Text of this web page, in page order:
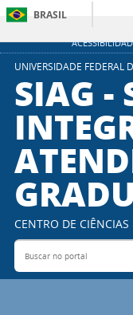
BRASIL
UNIVERSIDADE FEDERAL
SIAG -
CENTRO DE
Buscar no portal